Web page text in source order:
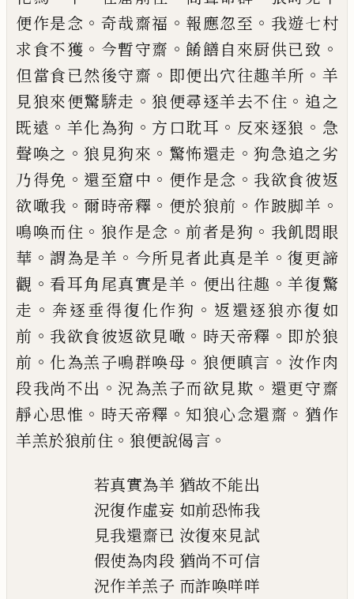
便作是念 。 奇哉齋福 。 報應忽至 。 我遊七村
求食不獲 。 今暫守齋 。餚饍自來厨供已致 。
但當食已然後守齋 。 即便出穴往趣羊所 。 羊
見狼來便驚𩣺走 。狼便尋逐羊去不住 。 追之
既遠 。 羊化為狗 。 方口耽耳 。 反來逐狼 。 急
聲喚之 。狼見狗來 。 驚怖還走 。狗急追之劣
乃得免 。 還至窟中 。 便作是念 。 我欲食彼返
欲噉我 。爾時帝釋 。 便於狼前 。 作跛脚羊 。
鳴喚而住 。 狼作是念 。前者是狗 。 我飢悶眼
華 。謂為是羊 。 今所見者此真是羊 。復更諦
觀 。 看耳角尾真實是羊 。 便出往趣 。羊復驚
走 。 奔逐垂得復化作狗 。 返還逐狼亦復如
前 。 我欲食彼返欲見噉 。 時天帝釋 。 即於狼
前 。化為羔子鳴群喚母 。 狼便瞋言 。 汝作肉
段我尚不出 。況為羔子而欲見欺 。 還更守齋
靜心思惟 。 時天帝釋 。知狼心念還齋 。猶作
羊羔於狼前住 。 狼便說偈言 。
若真實為羊 猶故不能出
況復作虛妄 如前恐怖我
見我還齋已 汝復來見試
假使為肉段 猶尚不可信
況作羊羔子 而詐喚咩咩